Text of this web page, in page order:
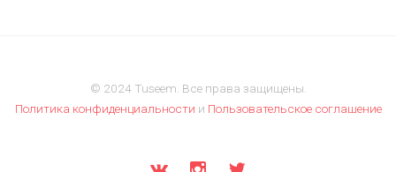
© 2024 Tuseem. Все права защищены.
Политика конфиденциальности и Пользовательское соглашение